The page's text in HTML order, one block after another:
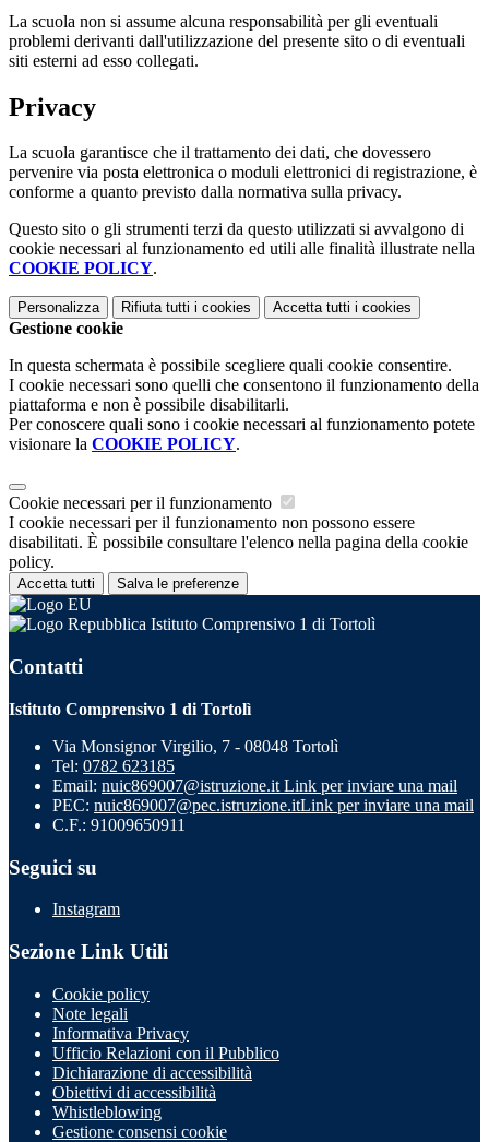
La scuola non si assume alcuna responsabilità per gli eventuali
problemi derivanti dall'utilizzazione del presente sito o di eventuali
siti esterni ad esso collegati.
Privacy
La scuola garantisce che il trattamento dei dati, che dovessero
pervenire via posta elettronica o moduli elettronici di registrazione, è
conforme a quanto previsto dalla normativa sulla privacy.
Questo sito o gli strumenti terzi da questo utilizzati si avvalgono di
cookie necessari al funzionamento ed utili alle finalità illustrate nella
COOKIE POLICY.
Personalizza Rifiuta tutti i cookies Accetta tutti i cookies
Gestione cookie
In questa schermata è possibile scegliere quali cookie consentire.
I cookie necessari sono quelli che consentono il funzionamento della
piattaforma e non è possibile disabilitarli.
Per conoscere quali sono i cookie necessari al funzionamento potete
visionare la COOKIE POLICY.
Cookie necessari per il funzionamento
I cookie necessari per il funzionamento non possono essere
disabilitati. È possibile consultare l'elenco nella pagina della cookie
policy.
Accetta tutti Salva le preferenze
Istituto Comprensivo 1 di Tortolì
Contatti
Istituto Comprensivo 1 di Tortolì
Via Monsignor Virgilio, 7 - 08048 Tortolì
Tel: 0782 623185
Email: nuic869007@istruzione.it Link per inviare una mail
PEC: nuic869007@pec.istruzione.itLink per inviare una mail
C.F.: 91009650911
Seguici su
Instagram
Sezione Link Utili
Cookie policy
Note legali
Informativa Privacy
Ufficio Relazioni con il Pubblico
Dichiarazione di accessibilità
Obiettivi di accessibilità
Whistleblowing
Gestione consensi cookie